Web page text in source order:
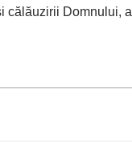
călăuzirii Domnului,